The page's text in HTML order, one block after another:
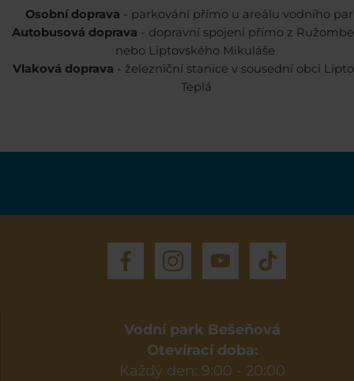
Osobní doprava - parkování přímo u areálu vodního
Autobusová doprava - dopravní spojení přímo z
nebo Liptovského Mikuláše
Vlaková doprava - železniční stanice v sousední obci
Teplá
Vodní park Bešeňová
Otevírací doba:
Každý den: 9:00 - 20:00